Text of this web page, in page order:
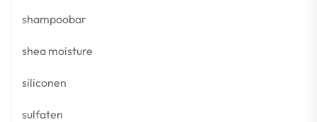
shampoobar
shea moisture
siliconen
sulfaten